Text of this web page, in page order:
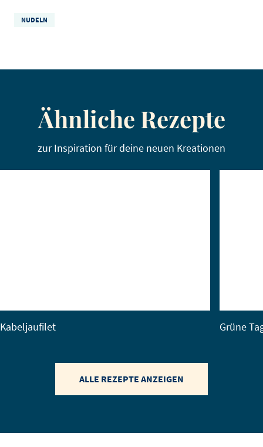
NUDELN
Ähnliche Rezepte
zur Inspiration für deine neuen Kreationen
Kabeljaufilet Grüne
ALLE REZEPTE ANZEIGEN